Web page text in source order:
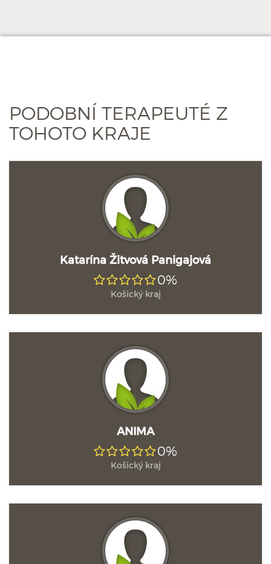
PODOBNÍ TERAPEUTÉ Z
TOHOTO KRAJE
Katarína Žitvová Panigajová
0%
Košický kraj
ANIMA
0%
Košický kraj